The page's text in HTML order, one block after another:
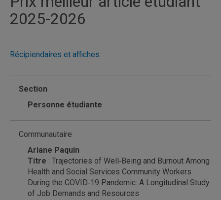
2025-2026
Récipiendaires et affiches
Section
Personne étudiante
Communautaire
Ariane Paquin
Titre : Trajectories of Well‐Being and Burnout Among
Health and Social Services Community Workers
During the COVID‐19 Pandemic: A Longitudinal Study
of Job Demands and Resources